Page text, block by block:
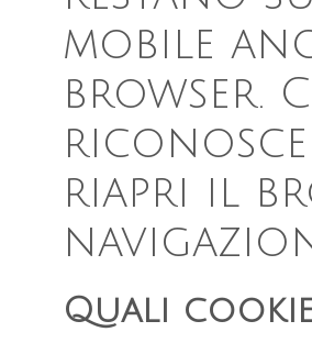
mobile
browser.
riapri il
Quali